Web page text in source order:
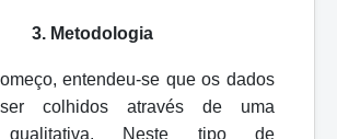
3. Metodologia
entendeu-se que os dados
colhidos através de uma
qualitativa. Neste tipo de